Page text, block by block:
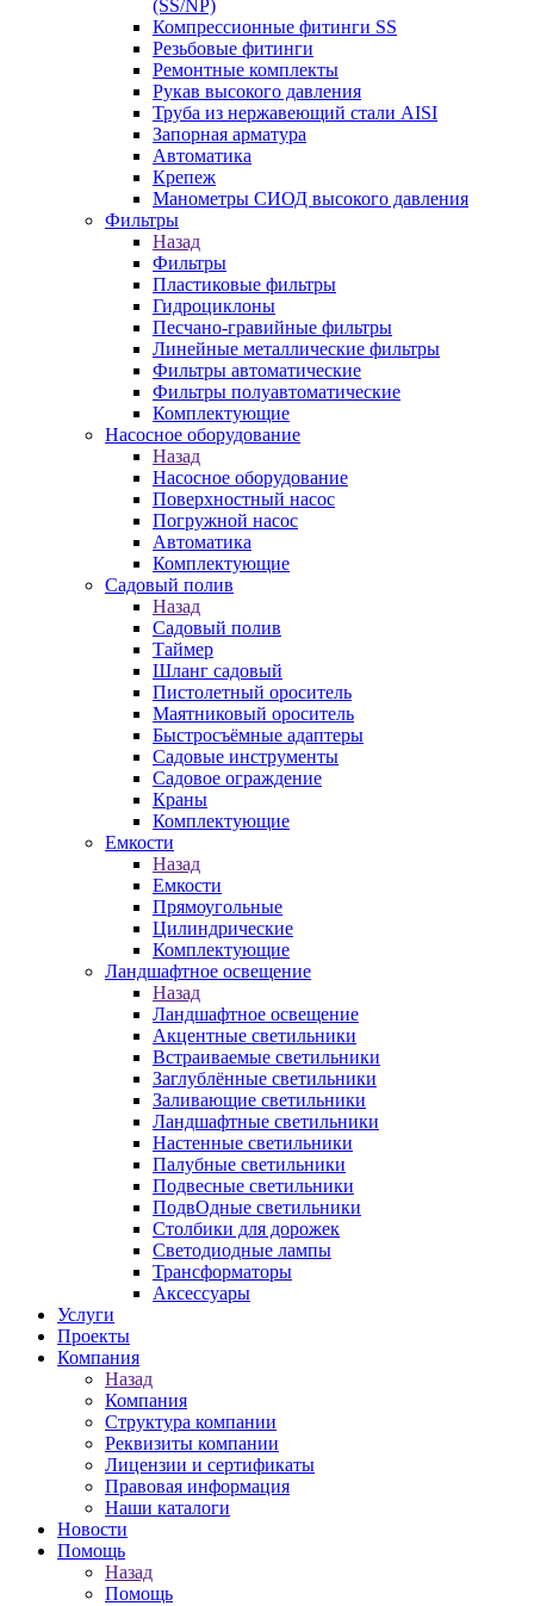
(SS/NP)
Компрессионные фитинги SS
Резьбовые фитинги
Ремонтные комплекты
Рукав высокого давления
Труба из нержавеющий стали AISI
Запорная арматура
Автоматика
Крепеж
Манометры СИОД высокого давления
Фильтры
Назад
Фильтры
Пластиковые фильтры
Гидроциклоны
Песчано-гравийные фильтры
Линейные металлические фильтры
Фильтры автоматические
Фильтры полуавтоматические
Комплектующие
Насосное оборудование
Назад
Насосное оборудование
Поверхностный насос
Погружной насос
Автоматика
Комплектующие
Садовый полив
Назад
Садовый полив
Таймер
Шланг садовый
Пистолетный ороситель
Маятниковый ороситель
Быстросъёмные адаптеры
Садовые инструменты
Садовое ограждение
Краны
Комплектующие
Емкости
Назад
Емкости
Прямоугольные
Цилиндрические
Комплектующие
Ландшафтное освещение
Назад
Ландшафтное освещение
Акцентные светильники
Встраиваемые светильники
Заглублённые светильники
Заливающие светильники
Ландшафтные светильники
Настенные светильники
Палубные светильники
Подвесные светильники
ПодвОдные светильники
Столбики для дорожек
Светодиодные лампы
Трансформаторы
Аксессуары
Услуги
Проекты
Компания
Назад
Компания
Структура компании
Реквизиты компании
Лицензии и сертификаты
Правовая информация
Наши каталоги
Новости
Помощь
Назад
Помощь